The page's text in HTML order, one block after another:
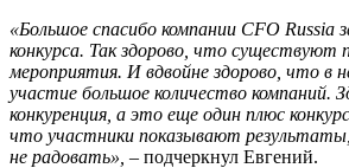
«Большое спасибо компании CFO Russia
конкурса. Так здорово, что существуют
мероприятия. И вдвойне здорово, что в
участие большое количество компаний.
конкуренция, а это еще один плюс
что участники показывают
не радовать», – подчеркнул Евгений.